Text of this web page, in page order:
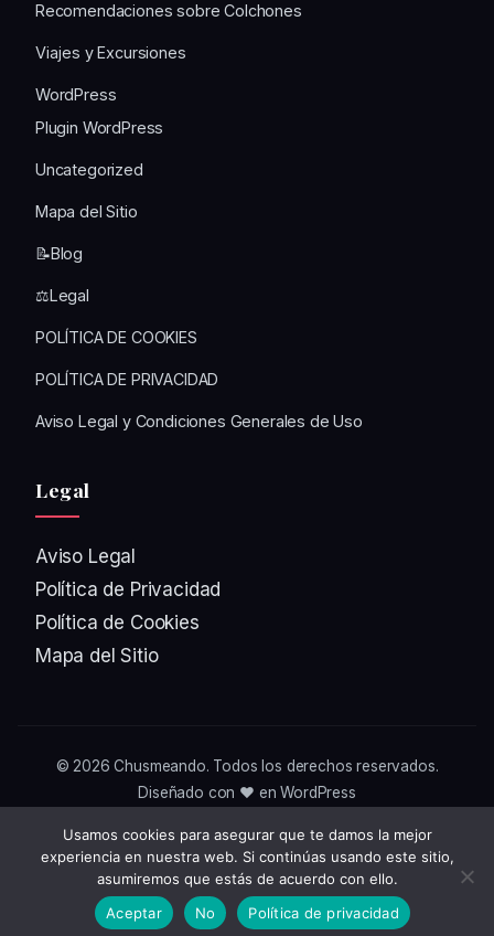
Recomendaciones sobre Colchones
Viajes y Excursiones
WordPress
Plugin WordPress
Uncategorized
Mapa del Sitio
📝Blog
⚖️Legal
POLÍTICA DE COOKIES
POLÍTICA DE PRIVACIDAD
Aviso Legal y Condiciones Generales de Uso
Legal
Aviso Legal
Política de Privacidad
Política de Cookies
Mapa del Sitio
© 2026Chusmeando. Todos los derechos reservados.
Diseñado con ❤️ en WordPress
Usamos cookies para asegurar que te damos la mejor
experiencia en nuestra web. Si continúas usando este sitio,
asumiremos que estás de acuerdo con ello.
Aceptar
No Política de privacidad